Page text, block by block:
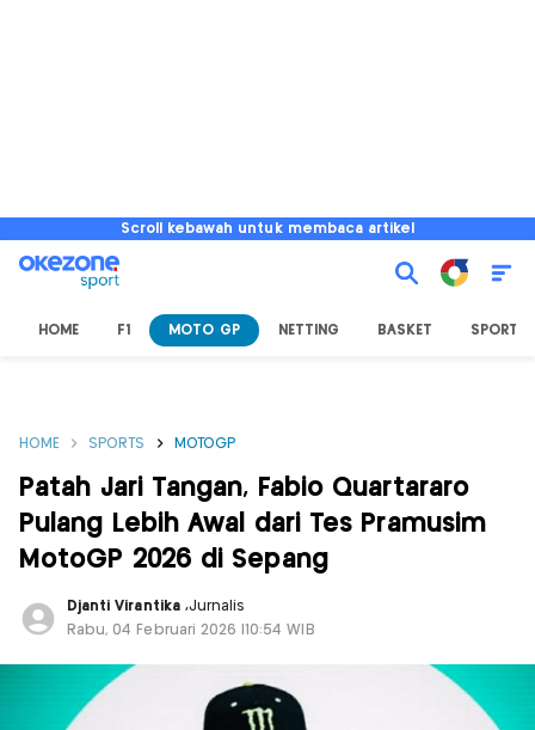
Scroll kebawah untuk membaca artikel
HOME F1 MOTO GP NETTING BASKET SPORT
HOME SPORTS MOTOGP
Patah Jari Tangan, Fabio Quartararo
Pulang Lebih Awal dari Tes Pramusim
MotoGP 2026 di Sepang
Djanti Virantika ,Jurnalis
Rabu, 04 Februari 2026 |10:54 WIB